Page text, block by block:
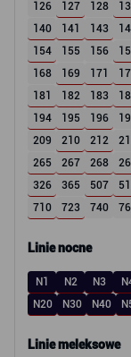
126
127 128
140
141 143
154
155 156
168
169 171
181
182 183
194
195 196
209
210 212
265
267 268
326
365 507
710
723 740
Linie nocne
N1 N2 N3
N20
N30 N40
Linie meleksowe